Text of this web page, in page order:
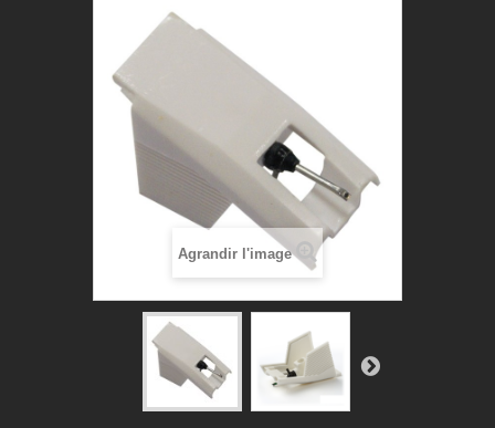
Agrandir l'image